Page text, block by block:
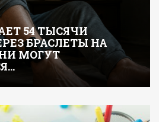
54 ТЫСЯЧИ
БРАСЛЕТЫ НА
МОГУТ